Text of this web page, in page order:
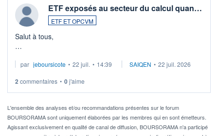
ETF exposés au secteur du calcul quan…
ETF ET OPCVM
Salut à tous,
via un ETF plutôt que des actions individuelles.
Idéalement, je voudrais qu'il soit éligible au PEA.
Pour l' ...
par jeboursicote • 22 juil. • 14:39 SAIQEN • 22 juil. 2026
2 commentaires • 0j'aime
L'ensemble des analyses et/ou recommandations présentes sur le forum
BOURSORAMA sont uniquement élaborées par les membres qui en sont émetteurs.
Agissant exclusivement en qualité de canal de diffusion, BOURSORAMA n'a participé